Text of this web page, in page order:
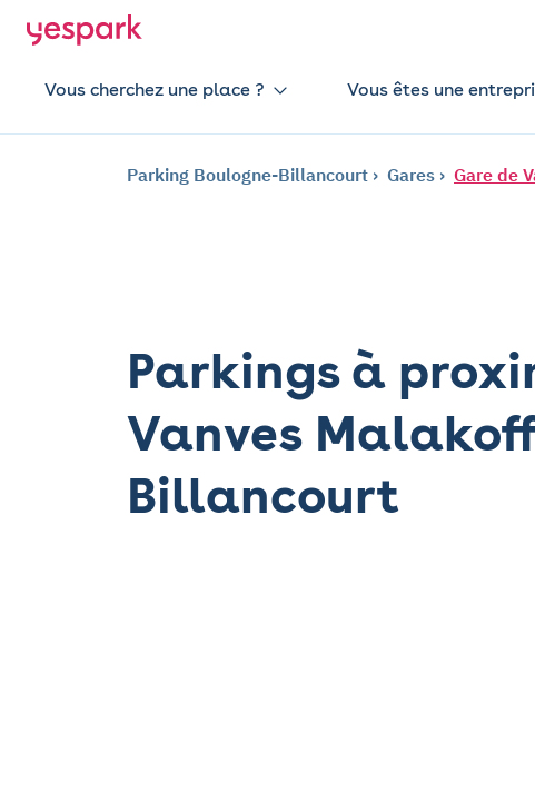
Vous cherchez une place ? Vous êtes une
Parking Boulogne-Billancourt Gares Gare de
Parkings à
Vanves
Billancourt